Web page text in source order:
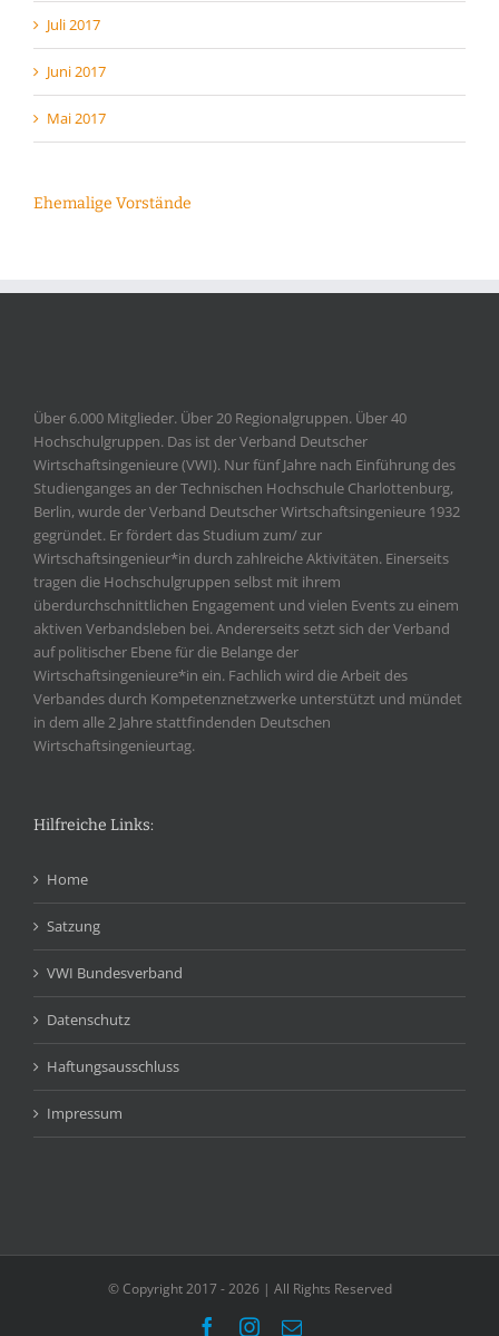
Juli 2017
Juni 2017
Mai 2017
Ehemalige Vorstände
Über 6.000 Mitglieder. Über 20 Regionalgruppen. Über 40
Hochschulgruppen. Das ist der Verband Deutscher
Wirtschaftsingenieure (VWI). Nur fünf Jahre nach Einführung des
Studienganges an der Technischen Hochschule Charlottenburg,
Berlin, wurde der Verband Deutscher Wirtschaftsingenieure 1932
gegründet. Er fördert das Studium zum/ zur
Wirtschaftsingenieur*in durch zahlreiche Aktivitäten. Einerseits
tragen die Hochschulgruppen selbst mit ihrem
überdurchschnittlichen Engagement und vielen Events zu einem
aktiven Verbandsleben bei. Andererseits setzt sich der Verband
auf politischer Ebene für die Belange der
Wirtschaftsingenieure*in ein. Fachlich wird die Arbeit des
Verbandes durch Kompetenznetzwerke unterstützt und mündet
in dem alle 2 Jahre stattfindenden Deutschen
Wirtschaftsingenieurtag.
Hilfreiche Links:
Home
Satzung
VWI Bundesverband
Datenschutz
Haftungsausschluss
Impressum
© Copyright 2017 -2026 | All Rights Reserved
FacebookInstagram
E-